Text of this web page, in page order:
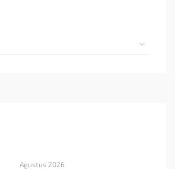
Agustus 2026